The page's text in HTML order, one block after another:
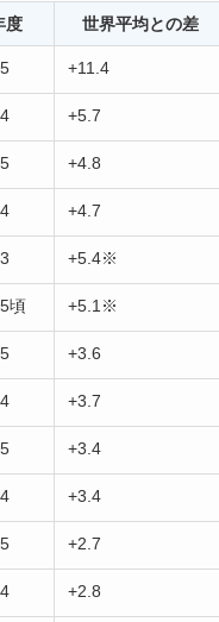
度 世界平均との差
+11.4
+5.7
+4.8
+4.7
+5.4※
頃 +5.1※
+3.6
+3.7
+3.4
+3.4
+2.7
+2.8